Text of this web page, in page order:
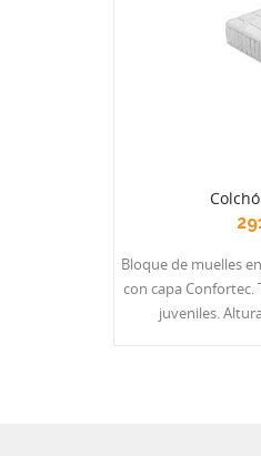
Bloque de muelles ensacados Multisac
con capa Confortec. Tapizado con tejido strech. Apto para